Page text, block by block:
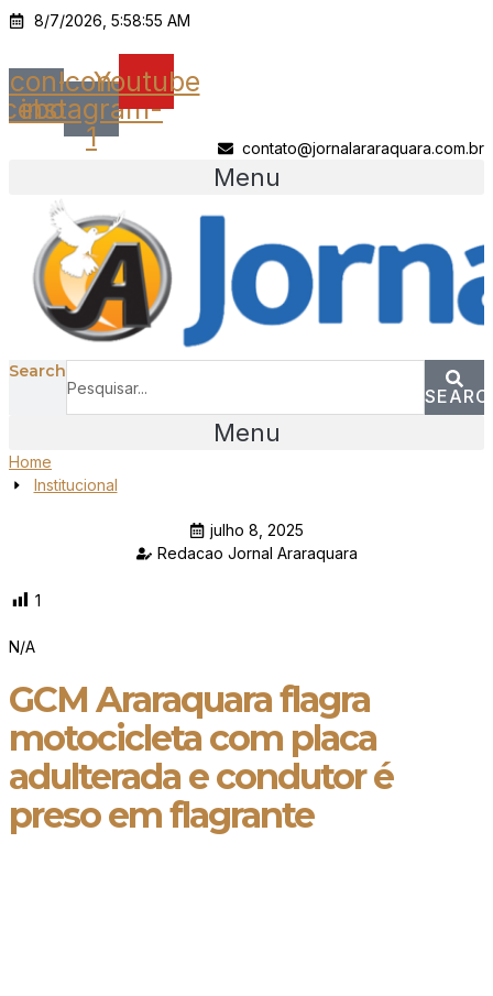
Ir
o
conteúdo
8/7/2026, 5:58:55 AM
Icon-Icon-
instagram-
1
Youtube
contato@jornalararaquara.com.br
Menu
Search
Menu
Home
Institucional
julho 8, 2025
Redacao Jornal Araraquara
1
N/A
GCM Araraquara flagra
motocicleta com placa
adulterada e condutor é
preso em flagrante